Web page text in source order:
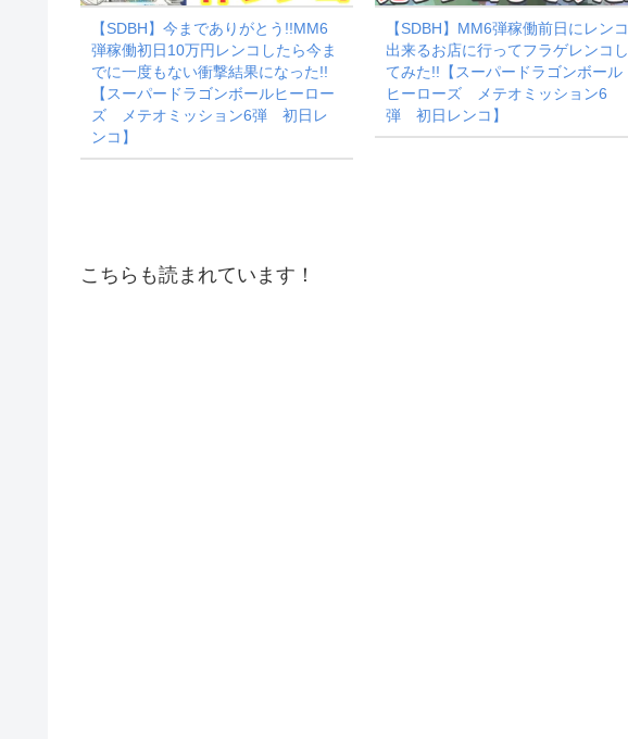
【SDBH】今までありがとう!!MM6
弾稼働初日10万円レンコしたら今ま
でに一度もない衝撃結果になった!!
【スーパードラゴンボールヒーロー
ズ メテオミッション6弾 初日レ
ンコ】
【SDBH】MM6弾稼働前日にレンコ
出来るお店に行ってフラゲレンコし
てみた!!【スーパードラゴンボール
ヒーローズ メテオミッション6
弾 初日レンコ】
こちらも読まれています！